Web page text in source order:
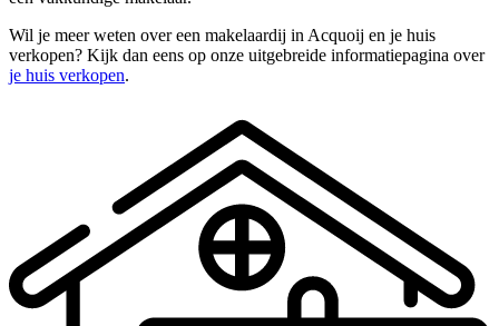
Wil je meer weten over een makelaardij in Acquoij en je huis
verkopen? Kijk dan eens op onze uitgebreide informatiepagina over
je huis verkopen.